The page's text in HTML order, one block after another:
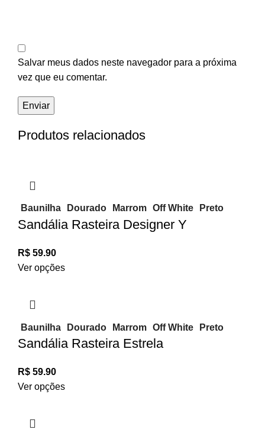
Salvar meus dados neste navegador para a próxima
vez que eu comentar.
Produtos relacionados
Baunilha Dourado Marrom Off White Preto
Sandália Rasteira Designer Y
R$ 59.90
Ver opções
Baunilha Dourado Marrom Off White Preto
Sandália Rasteira Estrela
R$ 59.90
Ver opções